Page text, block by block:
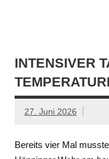
INTENSIVER
27. Juni 2026
Bereits vier Mal